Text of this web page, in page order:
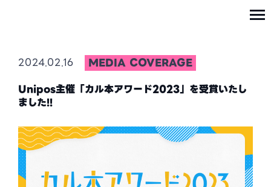
2024.02.16
MEDIA COVERAGE
Unipos主催「カル本アワード2023」を受賞いたし
ました!!